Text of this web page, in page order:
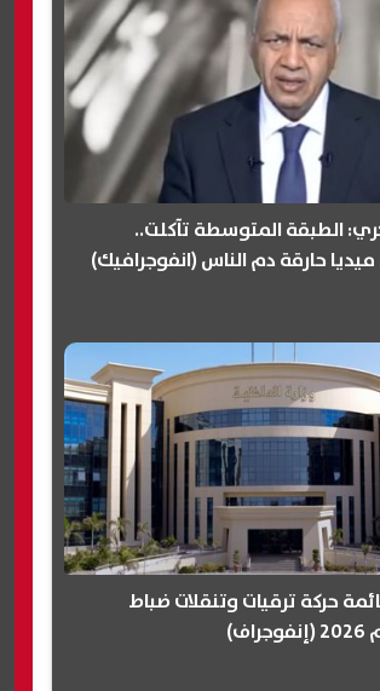
الطبقة المتوسطة تآكلت..
حارقة دم الناس (انفوجرافيك)
حركة ترقيات وتنقلات ضباط